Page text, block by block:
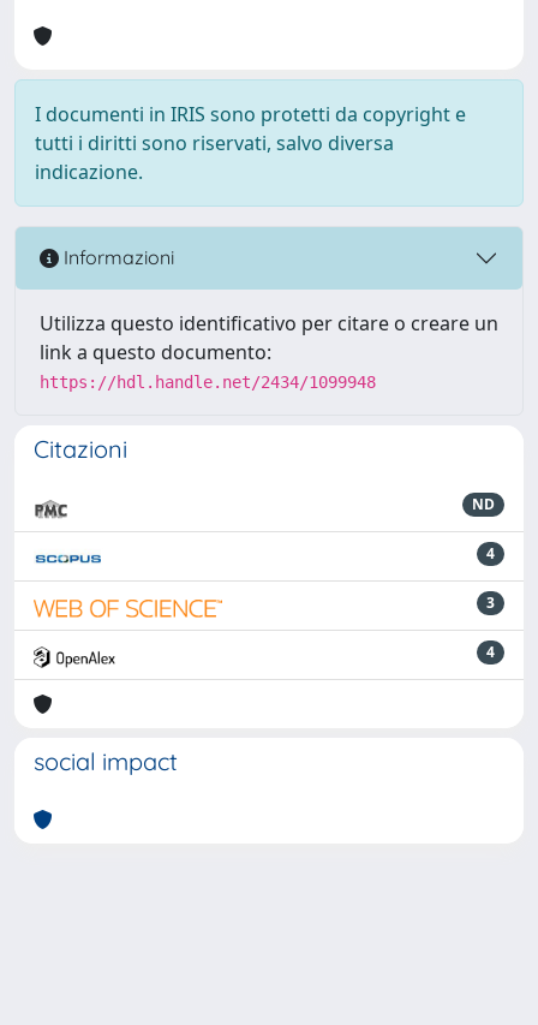
I documenti in IRIS sono protetti da copyright e
tutti i diritti sono riservati, salvo diversa
indicazione.
Informazioni
Utilizza questo identificativo per citare o creare un
link a questo documento:
https://hdl.handle.net/2434/1099948
Citazioni
ND
4
3
4
social impact